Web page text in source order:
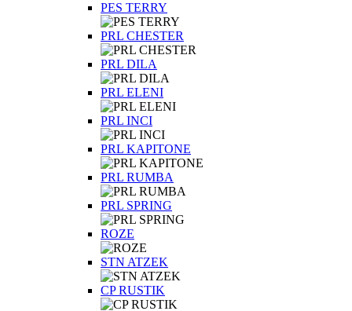
PES TERRY
PRL CHESTER
PRL DILA
PRL ELENI
PRL INCI
PRL KAPITONE
PRL RUMBA
PRL SPRING
ROZE
STN ATZEK
СP RUSTIK